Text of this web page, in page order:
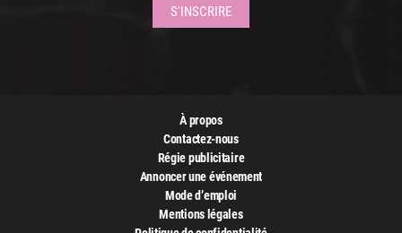
À propos
Contactez-nous
Régie publicitaire
Annoncer une événement
Mode d’emploi
Mentions légales